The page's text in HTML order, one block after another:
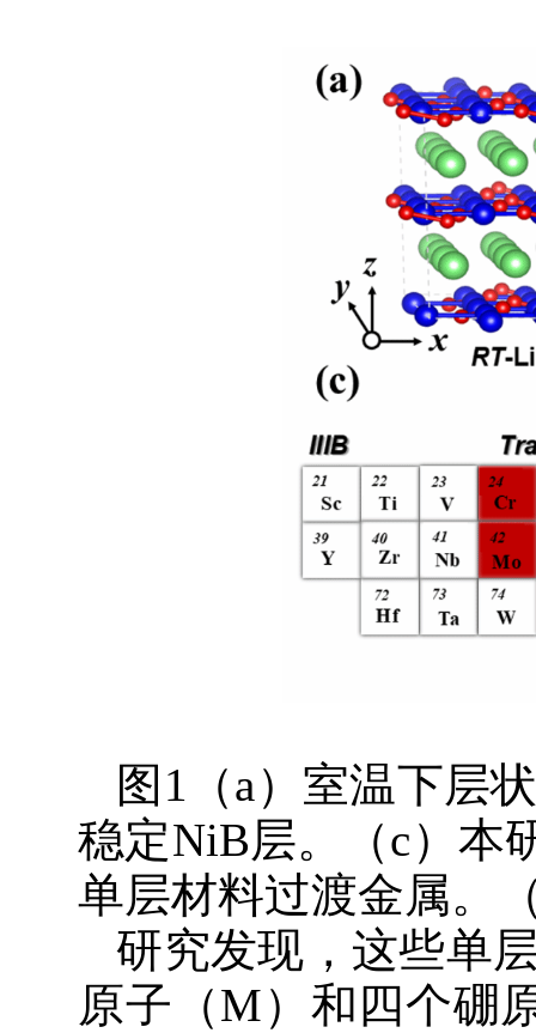
图1（a）室温下层
稳定NiB层。（c）本
单层材料过渡金属。
研究发现，这些单
原子（M）和四个硼